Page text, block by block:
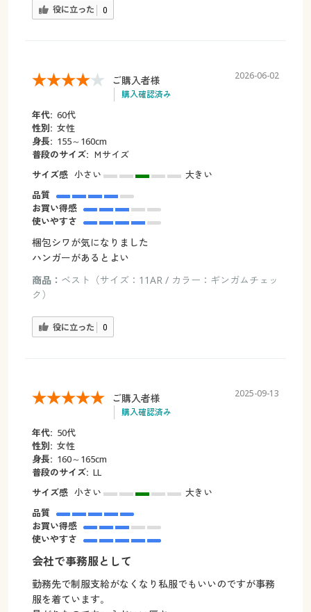
役に立った 0
ご購入者様
購入確認済み
2026-06-02
年代: 60代
性別: 女性
身長: 155～160cm
普段のサイズ: Ｍサイズ
サイズ感 小さい
大きい
品質
お買い得感
使いやすさ
梱包シワが気になりました
ハンガーがあるとよい
商品： ベスト（サイズ：11AR / カラー：ギンガムチェッ
ク）
役に立った 0
ご購入者様
購入確認済み
2025-09-13
年代: 50代
性別: 女性
身長: 160～165cm
普段のサイズ: LL
サイズ感 小さい
大きい
品質
お買い得感
使いやすさ
会社で事務服として
勤務先で制服支給がなくなり私服でもいいのですが事務
服を着ています｡